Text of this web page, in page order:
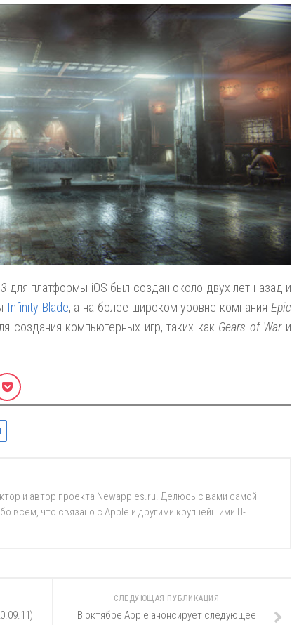
для платформы iOS был создан около двух лет назад и
Infinity Blade, а на более широком уровне компанияEpic
создания компьютерных игр, таких как Gears of Warи
и автор проекта Newapples.ru. Делюсь с вами самой
всём, что связано с Apple и другими крупнейшими IT-
СЛЕДУЮЩАЯ ПУБЛИКАЦИЯ
В октябре Apple анонсирует следующее